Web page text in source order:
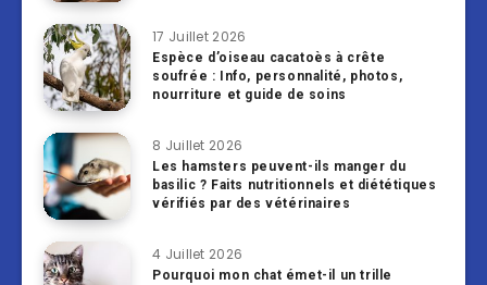
17 Juillet 2026
Espèce d’oiseau cacatoès à crête
soufrée : Info, personnalité, photos,
nourriture et guide de soins
8 Juillet 2026
Les hamsters peuvent-ils manger du
basilic ? Faits nutritionnels et diététiques
vérifiés par des vétérinaires
4 Juillet 2026
Pourquoi mon chat émet-il un trille